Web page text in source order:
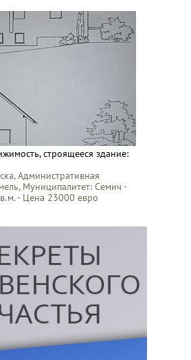
строящееся здание:
Административная
Муниципалитет: Семич -
- Цена 23000 евро